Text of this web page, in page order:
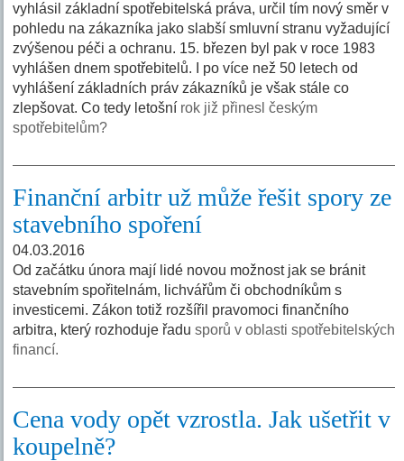
vyhlásil základní spotřebitelská práva, určil tím nový směr v
pohledu na zákazníka jako slabší smluvní stranu vyžadující
zvýšenou péči a ochranu. 15. březen byl pak v roce 1983
vyhlášen dnem spotřebitelů. I po více než 50 letech od
vyhlášení základních práv zákazníků je však stále co
zlepšovat. Co tedy letošní rok již přinesl českým
spotřebitelům?
Finanční arbitr už může řešit spory ze
stavebního spoření
04.03.2016
Od začátku února mají lidé novou možnost jak se bránit
stavebním spořitelnám, lichvářům či obchodníkům s
investicemi. Zákon totiž rozšířil pravomoci finančního
arbitra, který rozhoduje řadusporů v oblasti spotřebitelských
financí.
Cena vody opět vzrostla. Jak ušetřit v
koupelně?